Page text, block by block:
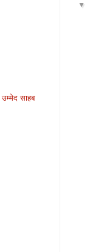
साहब
▼